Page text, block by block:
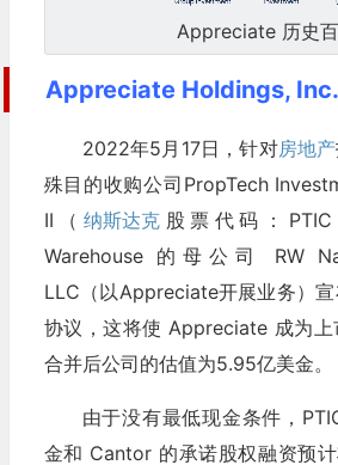
Appreciate 历史
Appreciate Holdings,
2022年5月17日，针对房地产
殊目的收购公司PropTech
II（ 纳斯达克股票代码：
Warehouse 的母公司 RW
LLC（以Appreciate开展业务）
协议，这将使 Appreciate 成为
合并后公司的估值为5.95亿美金。
由于没有最低现金条件，
金和 Cantor 的承诺股权融资预